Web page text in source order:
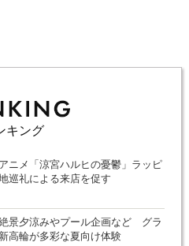
キング
ニメ「涼宮ハルヒの憂鬱」ラッピ
巡礼による来店を促す
景夕涼みやプール企画など グラ
高輪が多彩な夏向け体験